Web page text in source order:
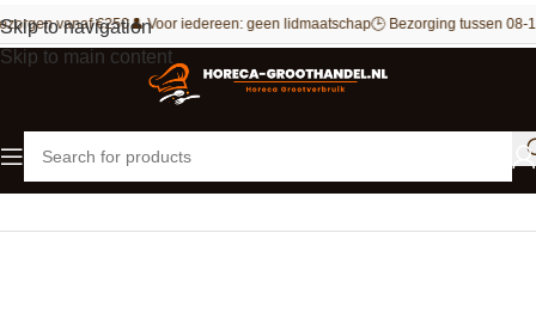
Skip to navigation
Skip to main content
vanaf €250👤 Voor iedereen: geen lidmaatschap🕒 Bezorging tussen 08-
Home Bakkerij Brood